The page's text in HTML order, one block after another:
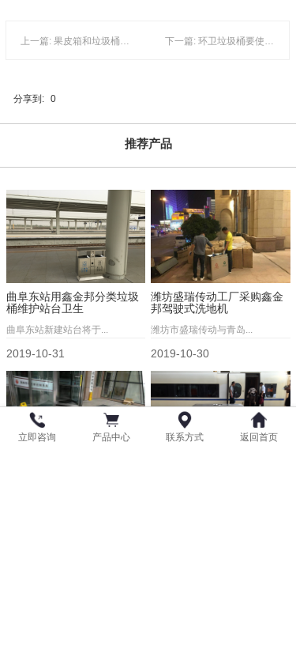
上一篇: 果皮箱和垃圾桶的区别 下一篇: 环卫垃圾桶要使用在正确的环境才能发挥作用
分享到: 0
推荐产品
曲阜东站用鑫金邦分类垃圾
桶维护站台卫生
曲阜东站新建站台将于...
2019-10-31
潍坊盛瑞传动工厂采购鑫金
邦驾驶式洗地机
潍坊市盛瑞传动与青岛...
2019-10-30
立即咨询 产品中心 联系方式 返回首页